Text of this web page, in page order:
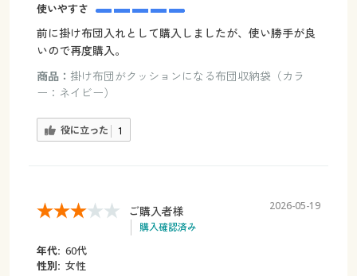
使いやすさ
前に掛け布団入れとして購入しましたが、使い勝手が良
いので再度購入。
商品： 掛け布団がクッションになる布団収納袋（カラ
ー：ネイビー）
役に立った 1
ご購入者様
購入確認済み
2026-05-19
年代: 60代
性別: 女性